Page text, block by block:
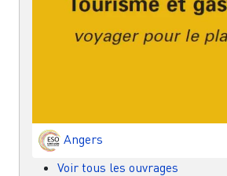
Angers
Voir tous les ouvrages